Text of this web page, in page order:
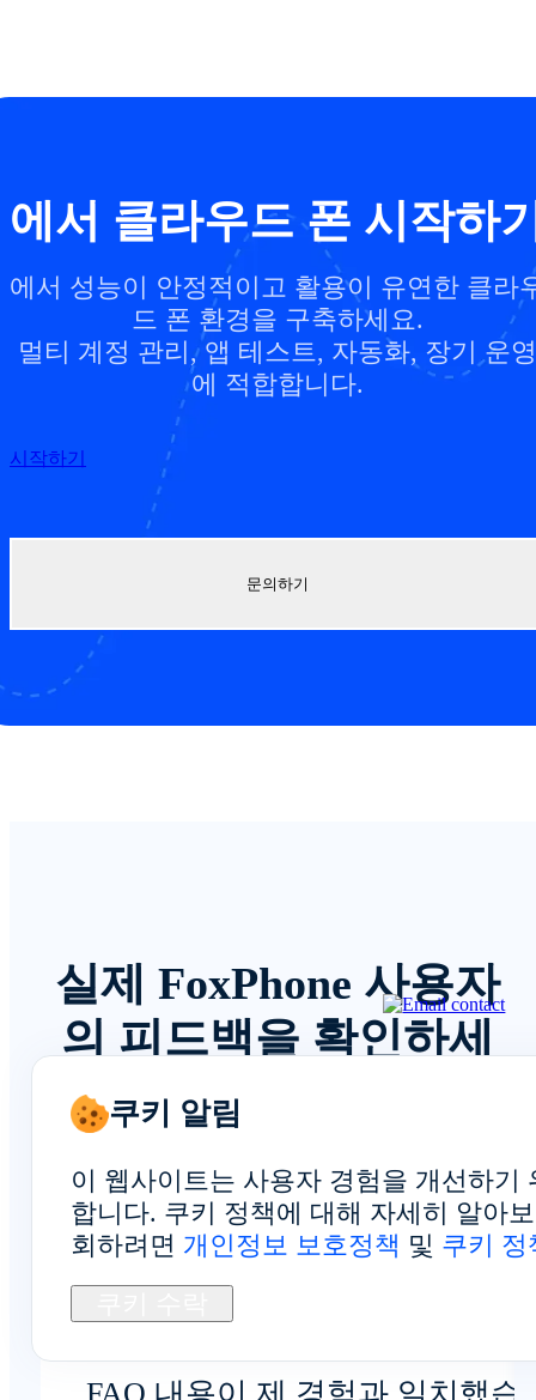
에서 클라우드 폰 시작하
에서 성능이 안정적이고 활용이 유연한 클라
드 폰 환경을 구축하세요.
멀티 계정 관리, 앱 테스트, 자동화, 장기 운영
에 적합합니다.
시작하기
문의하기
실제 FoxPhone 사용자
의 피드백을 확인하세
개인정보 보호 및 보안
쿠키 알림
이 웹사이트는 사용자 경험을 개선하기
합니다. 쿠키 정책에 대해 자세히 알아
회하려면 개인정보 보호정책 및 쿠키 정